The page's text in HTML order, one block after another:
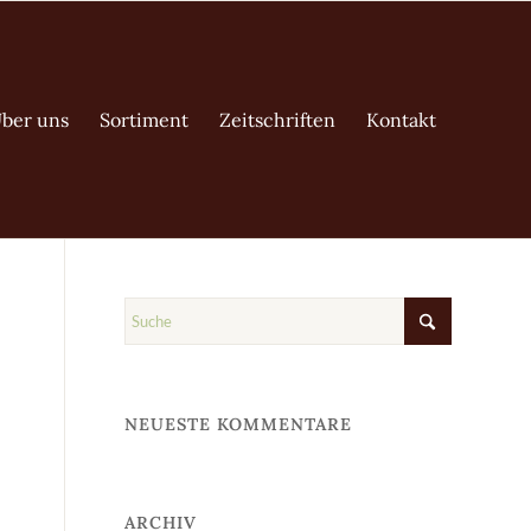
uns Sortiment Zeitschriften Kontakt
NEUESTE KOMMENTARE
ARCHIV